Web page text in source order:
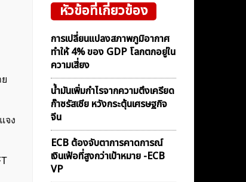
จง
หัวข้อที่เกี่ยวข้อง
การเปลี่ยนแปลงสภาพภูมิอากาศ
ทำให้ 4% ของ GDP โลกตกอยู่ใน
ความเสี่ยง
น้ำมันเพิ่มกำไรจากความตึงเครียด
ก๊าซรัสเซีย หวังกระตุ้นเศรษฐกิจ
จีน
ECB ต้องจับตาการคาดการณ์
เงินเฟ้อที่สูงกว่าเป้าหมาย -ECB
VP